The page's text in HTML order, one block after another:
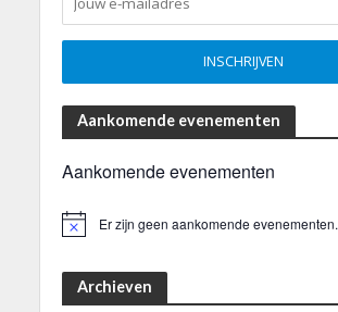
Aankomende evenementen
Aankomende evenementen
Er zijn geen aankomende evenementen.
Archieven